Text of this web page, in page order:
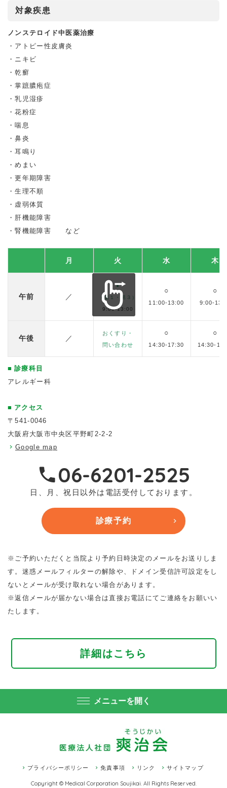
対象疾患
ノンステロイド中医薬治療
アトピー性⽪膚炎
ニキビ
乾癬
掌蹠膿疱症
乳児湿疹
花粉症
喘息
鼻炎
耳鳴り
めまい
更年期障害
生理不順
虚弱体質
肝機能障害
腎機能障害 など
月 火 水 木
午前 ／
●
（第１・第３）
9:00-13:00
○
11:00-13:00
○
9:00-
午後 ／
おくすり・
問い合わせ
○
14:30-17:30
○
14:30-
診療科目
アレルギー科
アクセス
〒541-0046
大阪府大阪市中央区平野町2-2-2
Google map
06-6201-2525
日、月、祝日以外は電話受付しております。
診療予約
※ご予約いただくと当院より予約日時決定のメールをお送りしま
す。迷惑メールフィルターの解除や、ドメイン受信許可設定をし
ないとメールが受け取れない場合があります。
※返信メールが届かない場合は直接お電話にてご連絡をお願いい
たします。
詳細はこちら
メニューを開く
プライバシーポリシー 免責事項 リンク サイトマップ
Copyright © Medical Corporation Soujikai. All Rights Reserved.